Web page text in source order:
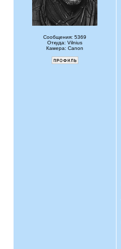
Сообщения: 5369
Откуда: Vilnius
Камера: Canon